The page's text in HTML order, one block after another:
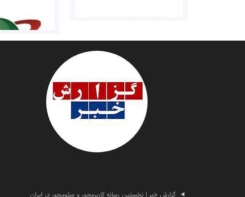
روابط عمومی خبرگزاری گزارش
سازمان بورس و
مرجع اخبار موثق در
گزارش خبر | نخستین رسانه کاربرمحور و سئومحور در ایران